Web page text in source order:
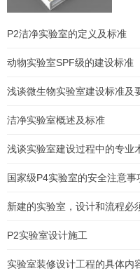
P2洁净实验室的定义及标准
动物实验室SPF级的建设标准
浅谈微生物实验室建设标准及
洁净实验室概述及标准
浅谈实验室建设过程中的专业
国家级P4实验室的安全注意事
新建的实验室，设计和流程必
P2实验室设计施工
实验室装修设计工程的具体内